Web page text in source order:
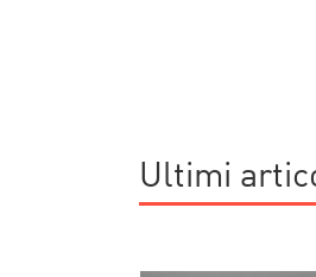
Ultimi